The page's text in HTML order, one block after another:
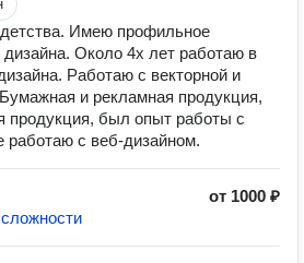
Имею профильное
Около 4х лет работаю в
Работаю с векторной и
и рекламная продукция,
продукция, был опыт работы с
с веб-дизайном.
от 1000 ₽